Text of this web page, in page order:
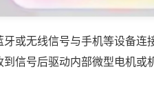
或无线信号与手机等设备连
信号后驱动内部微型电机或